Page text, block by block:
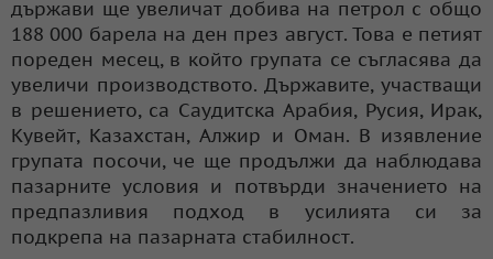
държави ще увеличат добива на петрол с общо
188 000 барела на ден през август. Това е петият
пореден месец, в който групата се съгласява да
увеличи производството. Държавите, участващи
в решението, са Саудитска Арабия, Русия, Ирак,
Кувейт, Казахстан, Алжир и Оман. В изявление
групата посочи, че ще продължи да наблюдава
пазарните условия и потвърди значението на
предпазливия подход в усилията си за
подкрепа на пазарната стабилност.